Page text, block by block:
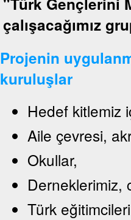
çalışacağımız
Projenin
kuruluşlar
Hedef kitlemiz
Aile çevresi,
Okullar,
Derneklerimiz,
Türk